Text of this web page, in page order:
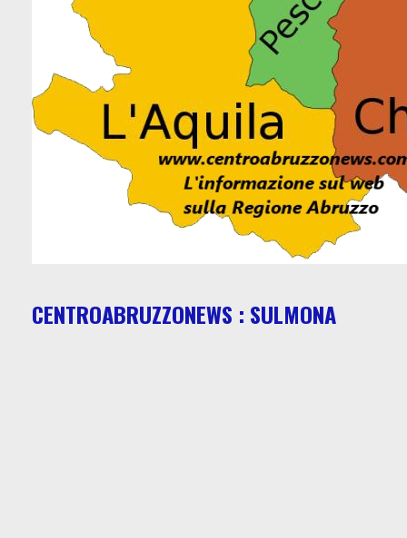
CENTROABRUZZONEWS : SULMONA